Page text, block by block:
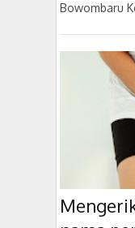
Bowombaru